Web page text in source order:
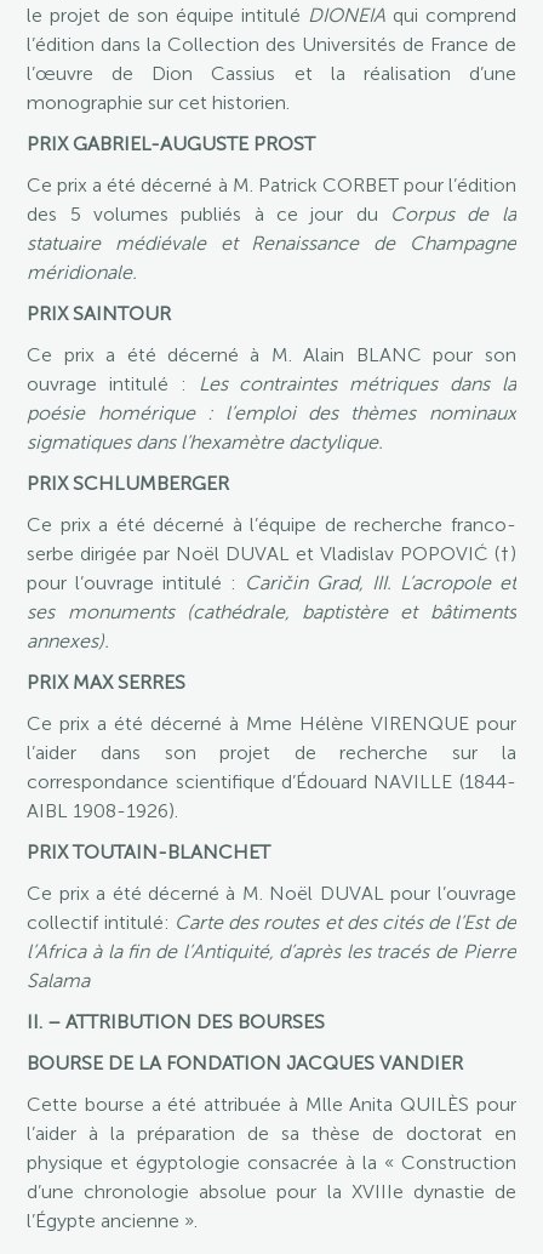
le projet de son équipe intitulé DIONEIAqui comprend
l’édition dans la Collection des Universités de France de
l’œuvre de Dion Cassius et la réalisation d’une
monographie sur cet historien.
PRIX GABRIEL-AUGUSTE PROST
Ce prix a été décerné à M. Patrick CORBET pour l’édition
des 5 volumes publiés à ce jour du
Corpus de la
statuaire médiévale et Renaissance de Champagne
méridionale.
PRIX SAINTOUR
Ce prix a été décerné à M. Alain BLANC pour son
ouvrage intitulé : Les contraintes métriques dans la
poésie homérique : l’emploi des thèmes nominaux
sigmatiques dans l’hexamètre dactylique.
PRIX SCHLUMBERGER
Ce prix a été décerné à l’équipe de recherche franco-
serbe dirigée par Noël DUVAL et Vladislav POPOVIĆ (†)
pour l’ouvrage intitulé : Caričin Grad, III. L’acropole et
ses monuments (cathédrale, baptistère et bâtiments
annexes).
PRIX MAX SERRES
Ce prix a été décerné à Mme Hélène VIRENQUE pour
l’aider dans son projet de recherche sur la
correspondance scientifique d’Édouard NAVILLE (1844-
AIBL 1908-1926).
PRIX TOUTAIN-BLANCHET
Ce prix a été décerné à M. Noël DUVAL pour l’ouvrage
collectif intitulé: Carte des routes et des cités de l’Est de
l’Africa à la fin de l’Antiquité, d’après les tracés de Pierre
Salama
II. – ATTRIBUTION DES BOURSES
BOURSE DE LA FONDATION JACQUES VANDIER
Cette bourse a été attribuée à Mlle Anita QUILÈS pour
l’aider à la préparation de sa thèse de doctorat en
physique et égyptologie consacrée à la « Construction
d’une chronologie absolue pour la XVIIIe dynastie de
l’Égypte ancienne ».